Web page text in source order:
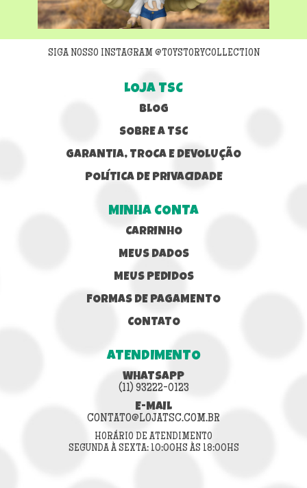
SIGA NOSSO INSTAGRAM @TOYSTORYCOLLECTION
LOJA TSC
BLOG
SOBRE A TSC
GARANTIA, TROCA E DEVOLUÇÃO
POLÍTICA DE PRIVACIDADE
MINHA CONTA
CARRINHO
MEUS DADOS
MEUS PEDIDOS
FORMAS DE PAGAMENTO
CONTATO
ATENDIMENTO
WHATSAPP
(11) 93222-0123
E-MAIL
CONTATO@LOJATSC.COM.BR
HORÁRIO DE ATENDIMENTO
SEGUNDA À SEXTA: 10:00HS ÀS 18:00HS